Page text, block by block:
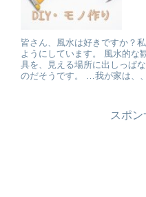
皆さん、風水は好きですか？
ようにしています。 風水的な
具を、見える場所に出しっぱ
のだそうです。 …我が家は、
スポン